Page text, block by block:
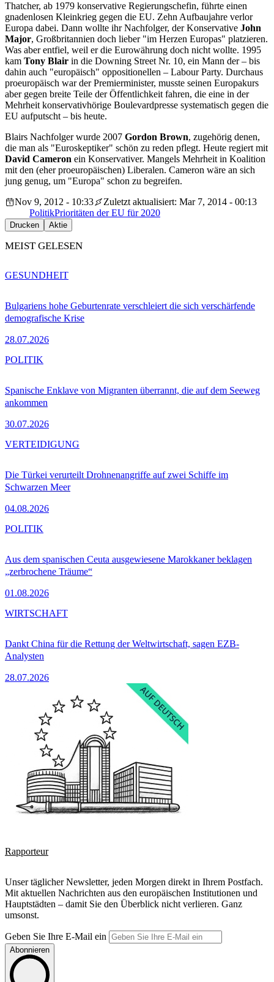
Thatcher, ab 1979 konservative Regierungschefin, führte einen
gnadenlosen Kleinkrieg gegen die EU. Zehn Aufbaujahre verlor
Europa dabei. Dann wollte ihr Nachfolger, der Konservative John
Major, Großbritannien doch lieber "im Herzen Europas" platzieren.
Was aber entfiel, weil er die Eurowährung doch nicht wollte. 1995
kam Tony Blair in die Downing Street Nr. 10, ein Mann der – bis
dahin auch "europäisch" oppositionellen – Labour Party. Durchaus
proeuropäisch war der Premierminister, musste seinen Europakurs
aber gegen breite Teile der Öffentlichkeit fahren, die eine in der
Mehrheit konservativhörige Boulevardpresse systematisch gegen die
EU aufputscht – bis heute.
Blairs Nachfolger wurde 2007 Gordon Brown, zugehörig denen,
die man als "Euroskeptiker" schön zu reden pflegt. Heute regiert mit
David Cameron ein Konservativer. Mangels Mehrheit in Koalition
mit den (eher proeuropäischen) Liberalen. Cameron wäre an sich
jung genug, um "Europa" schon zu begreifen.
Nov 9, 2012 - 10:33
Zuletzt aktualisiert: Mar 7, 2014 - 00:13
PolitikPrioritäten der EU für 2020
Drucken Aktie
MEIST GELESEN
Bulgariens hohe Geburtenrate verschleiert die sich verschärfende
demografische Krise
28.07.2026
GESUNDHEIT
Spanische Enklave von Migranten überrannt, die auf dem Seeweg
ankommen
30.07.2026
POLITIK
Die Türkei verurteilt Drohnenangriffe auf zwei Schiffe im
Schwarzen Meer
04.08.2026
VERTEIDIGUNG
Aus dem spanischen Ceuta ausgewiesene Marokkaner beklagen
„zerbrochene Träume“
01.08.2026
POLITIK
Dankt China für die Rettung der Weltwirtschaft, sagen EZB-
Analysten
28.07.2026
WIRTSCHAFT
Rapporteur
Unser täglicher Newsletter, jeden Morgen direkt in Ihrem Postfach.
Mit aktuellen Nachrichten aus den europäischen Institutionen und
Hauptstädten – damit Sie den Überblick nicht verlieren. Ganz
umsonst.
Geben Sie Ihre E-Mail ein
Abonnieren